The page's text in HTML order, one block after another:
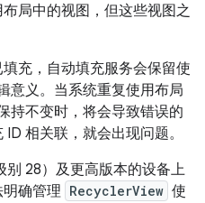
局中的视图，但这些视图之
充，自动填充服务会保留使
意义。当系统重复使用布局
持不变时，将会导致错误的
相关联，就会出现问题。
别 28）及更高版本的设备上
确管理 RecyclerView 使